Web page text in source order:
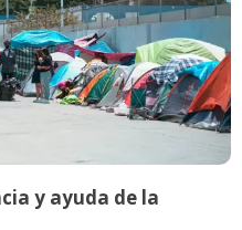
y ayuda de la